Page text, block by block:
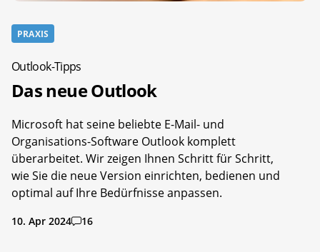
PRAXIS
Outlook-Tipps
Das neue Outlook
Microsoft hat seine beliebte E-Mail- und
Organisations-Software Outlook komplett
überarbeitet. Wir zeigen Ihnen Schritt für Schritt,
wie Sie die neue Version einrichten, bedienen und
optimal auf Ihre Bedürfnisse anpassen.
10. Apr 2024 16